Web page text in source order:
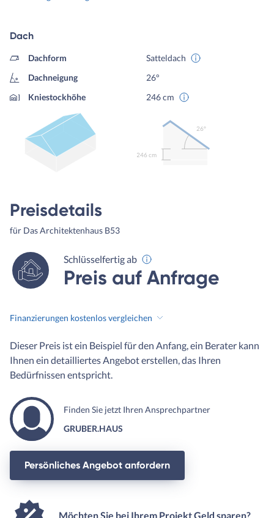
Dach
Dachform
Satteldach
Dachneigung
26°
Kniestockhöhe
246 cm
246 cm
26º
Preisdetails
für Das Architektenhaus B53
Schlüsselfertig ab
Preis auf Anfrage
Finanzierungen kostenlos vergleichen
Dieser Preis ist ein Beispiel für den Anfang, ein Berater kann
Ihnen ein detailliertes Angebot erstellen, das Ihren
Bedürfnissen entspricht.
Finden Sie jetzt Ihren Ansprechpartner
GRUBER.HAUS
Persönliches Angebot anfordern
Möchten Sie bei Ihrem Projekt Geld sparen?